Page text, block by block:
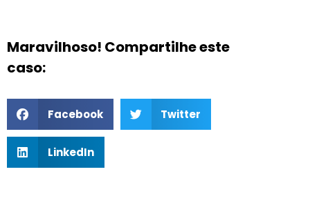
Maravilhoso! Compartilhe este
caso:
Facebook Twitter
LinkedIn